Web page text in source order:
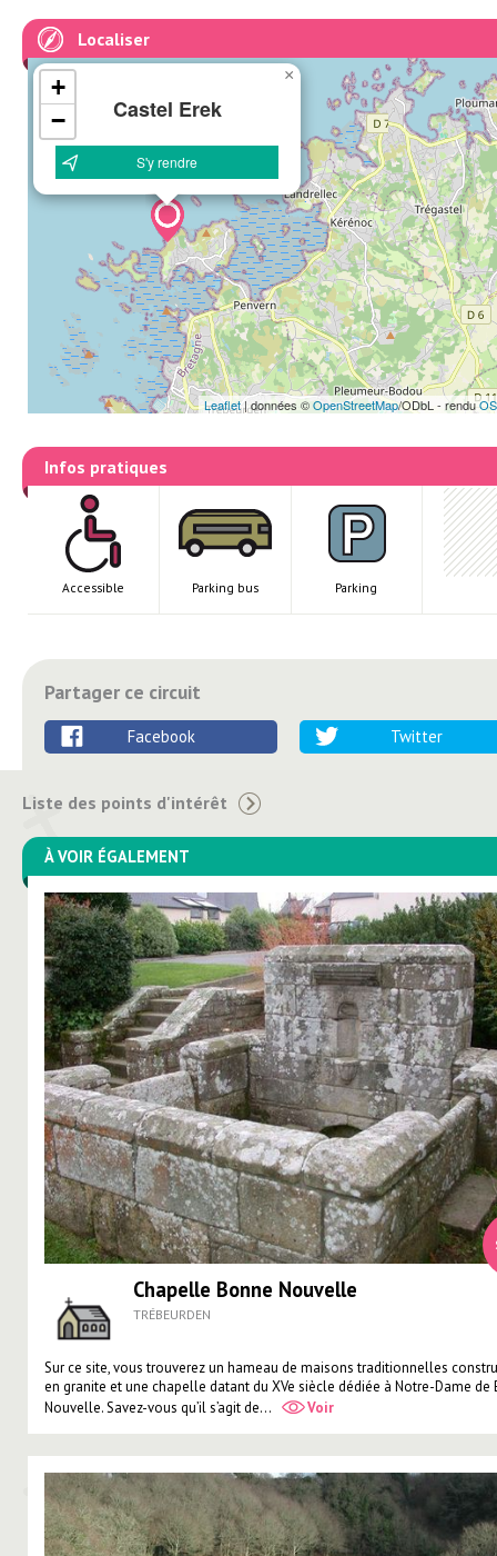
Localiser
Castel Erek
S'y rendre
×
+
−
Leaflet|données ©OpenStreetMap/ODbL - rendu
Infos pratiques
Accessible Parking bus Parking
Partager ce circuit
Facebook Twitter
À VOIR ÉGALEMENT
Liste des points d'intérêt
Chapelle Bonne Nouvelle
TRÉBEURDEN
Sur ce site, vous trouverez un hameau de maisons traditionnelles
en granite et une chapelle datant du XVe siècle dédiée à Notre-Dame de
Nouvelle. Savez-vous qu’il s’agit de...
Voir